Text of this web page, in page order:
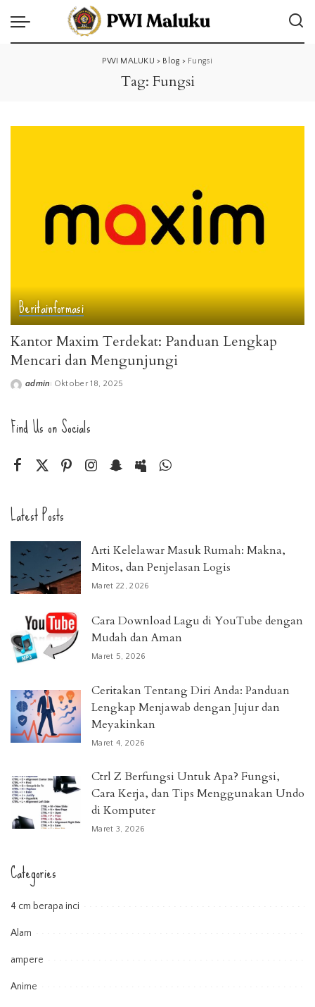
PWI MALUKU > Blog > Fungsi
Tag: Fungsi
Beritainformasi
Kantor Maxim Terdekat: Panduan Lengkap
Mencari dan Mengunjungi
Posted
admin Oktober 18, 2025
Find Us on Socials
Latest Posts
Arti Kelelawar Masuk Rumah: Makna,
Mitos, dan Penjelasan Logis
Maret 22, 2026
Cara Download Lagu di YouTube dengan
Mudah dan Aman
Maret 5, 2026
Ceritakan Tentang Diri Anda: Panduan
Lengkap Menjawab dengan Jujur dan
Meyakinkan
Maret 4, 2026
Ctrl Z Berfungsi Untuk Apa? Fungsi,
Cara Kerja, dan Tips Menggunakan Undo
di Komputer
Maret 3, 2026
Categories
4 cm berapa inci
Alam
ampere
Anime